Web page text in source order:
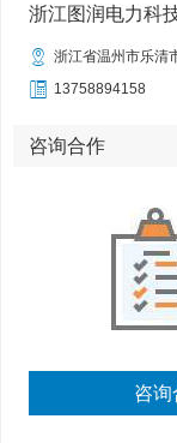
浙江图润电力科
 浙江省温州市乐清
 13758894158
咨询合作
咨询